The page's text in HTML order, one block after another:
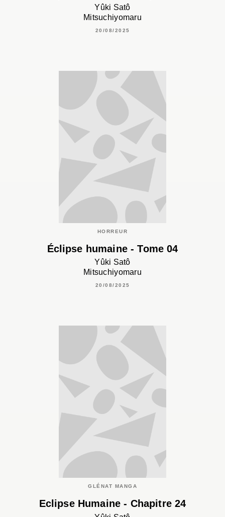
Yûki Satô
Mitsuchiyomaru
20/08/2025
HORREUR
Éclipse humaine - Tome 04
Yûki Satô
Mitsuchiyomaru
20/08/2025
GLÉNAT MANGA
Eclipse Humaine - Chapitre 24